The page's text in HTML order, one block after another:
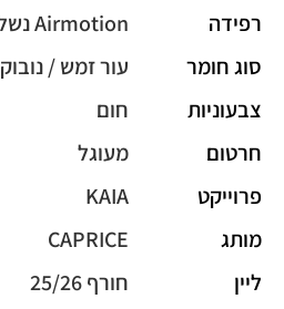
רפידה
Airmotion נשלפת
סוג חומר
עור זמש / נובוק
צבעוניות
חום
חרטום
מעוגל
פרוייקט
KAIA
מותג
CAPRICE
ליין
חורף 25/26